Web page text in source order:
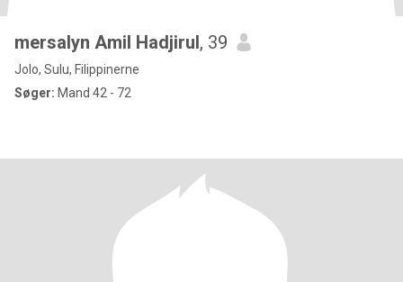
mersalyn Amil Hadjirul, 39
Jolo, Sulu, Filippinerne
Søger: Mand 42 - 72